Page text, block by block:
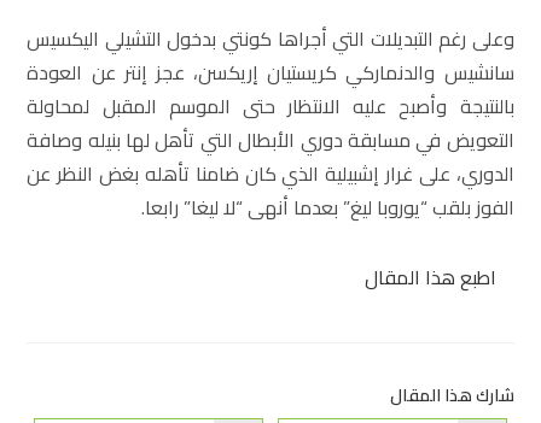
وعلى رغم التبديلات التي أجراها كونتي بدخول التشيلي اليكسيس
سانشيس والدنماركي كريستيان إريكسن، عجز إنتر عن العودة
بالنتيجة وأصبح عليه الانتظار حتى الموسم المقبل لمحاولة
التعويض في مسابقة دوري الأبطال التي تأهل لها بنيله وصافة
الدوري، على غرار إشبيلية الذي كان ضامنا تأهله بغض النظر عن
الفوز بلقب “يوروبا ليغ” بعدما أنهى “لا ليغا” رابعا.
اطبع هذا المقال
شارك هذا المقال